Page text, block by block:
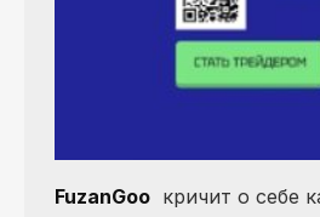
FuzanGoo кричит о себе